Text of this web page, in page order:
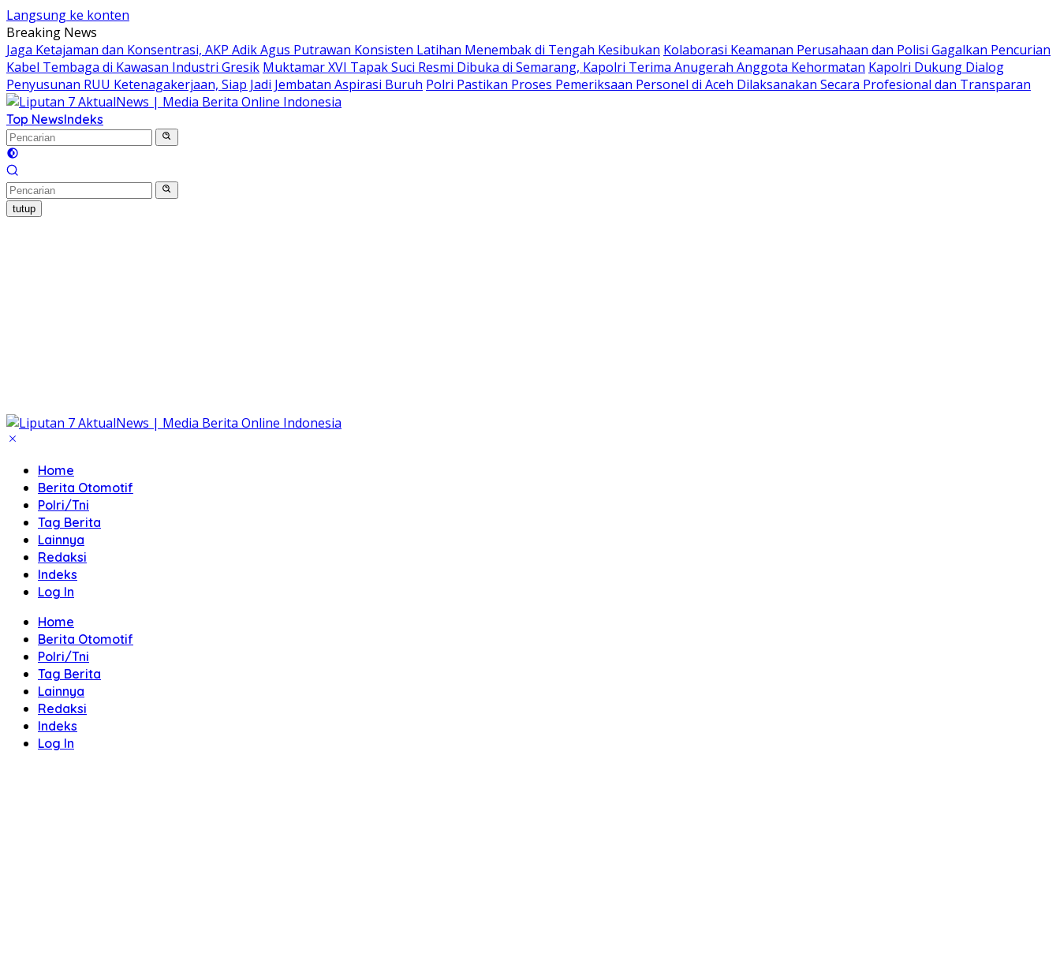
Langsung ke konten
Breaking News
Jaga Ketajaman dan Konsentrasi, AKP Adik Agus Putrawan Konsisten Latihan Menembak di Tengah Kesibukan Kolaborasi Keamanan Perusahaan dan Polisi Gagalkan Pencurian
Kabel Tembaga di Kawasan Industri Gresik Muktamar XVI Tapak Suci Resmi Dibuka di Semarang, Kapolri Terima Anugerah Anggota Kehormatan Kapolri Dukung Dialog
Penyusunan RUU Ketenagakerjaan, Siap Jadi Jembatan Aspirasi Buruh Polri Pastikan Proses Pemeriksaan Personel di Aceh Dilaksanakan Secara Profesional dan Transparan
Top NewsIndeks
tutup
Home
Berita Otomotif
Polri/Tni
Tag Berita
Lainnya
Redaksi
Indeks
Log In
Home
Berita Otomotif
Polri/Tni
Tag Berita
Lainnya
Redaksi
Indeks
Log In